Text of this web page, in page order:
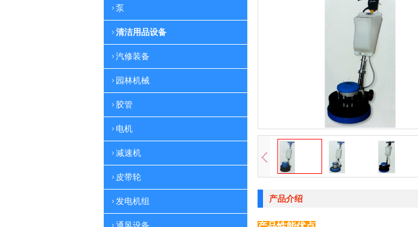
泵
清洁用品设备
汽修装备
园林机械
胶管
电机
减速机
皮带轮
发电机组 产品介绍